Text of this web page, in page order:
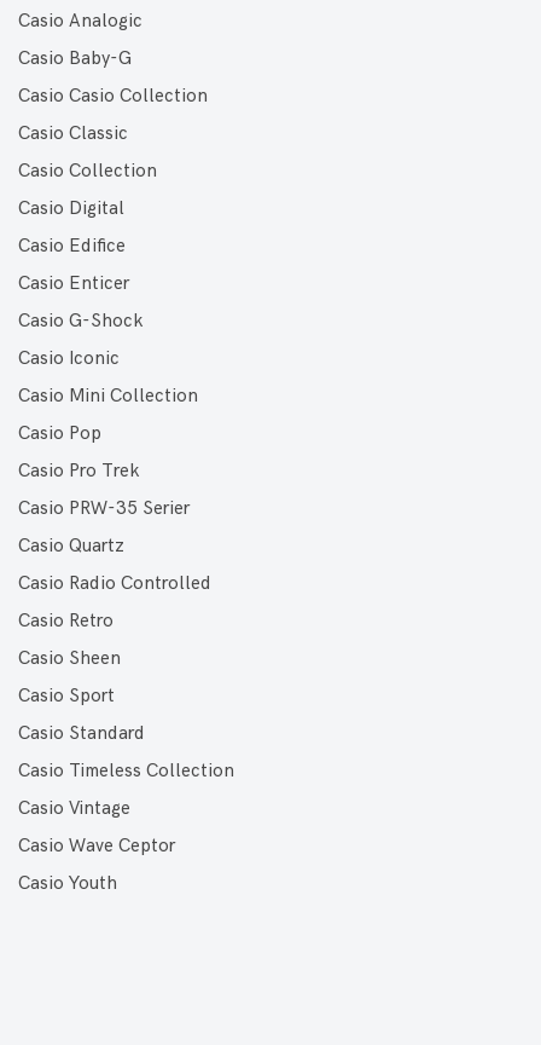
Casio Analogic
Casio Baby-G
Casio Casio Collection
Casio Classic
Casio Collection
Casio Digital
Casio Edifice
Casio Enticer
Casio G-Shock
Casio Iconic
Casio Mini Collection
Casio Pop
Casio Pro Trek
Casio PRW-35 Serier
Casio Quartz
Casio Radio Controlled
Casio Retro
Casio Sheen
Casio Sport
Casio Standard
Casio Timeless Collection
Casio Vintage
Casio Wave Ceptor
Casio Youth